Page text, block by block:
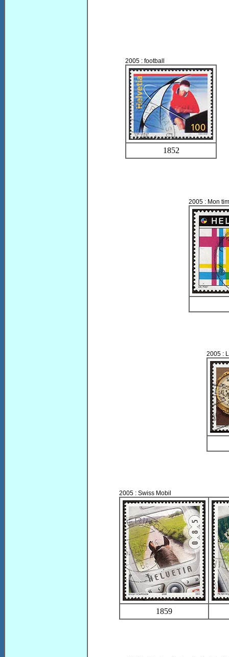
2005 : football
1852
2005 : Mon
2005 :
2005 : Swiss Mobil
1859